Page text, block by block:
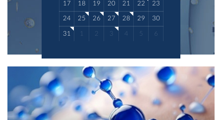
17 18 19 20 21 22 23
24 25 26 27 28 29 30
31 1 2 3 4 5 6